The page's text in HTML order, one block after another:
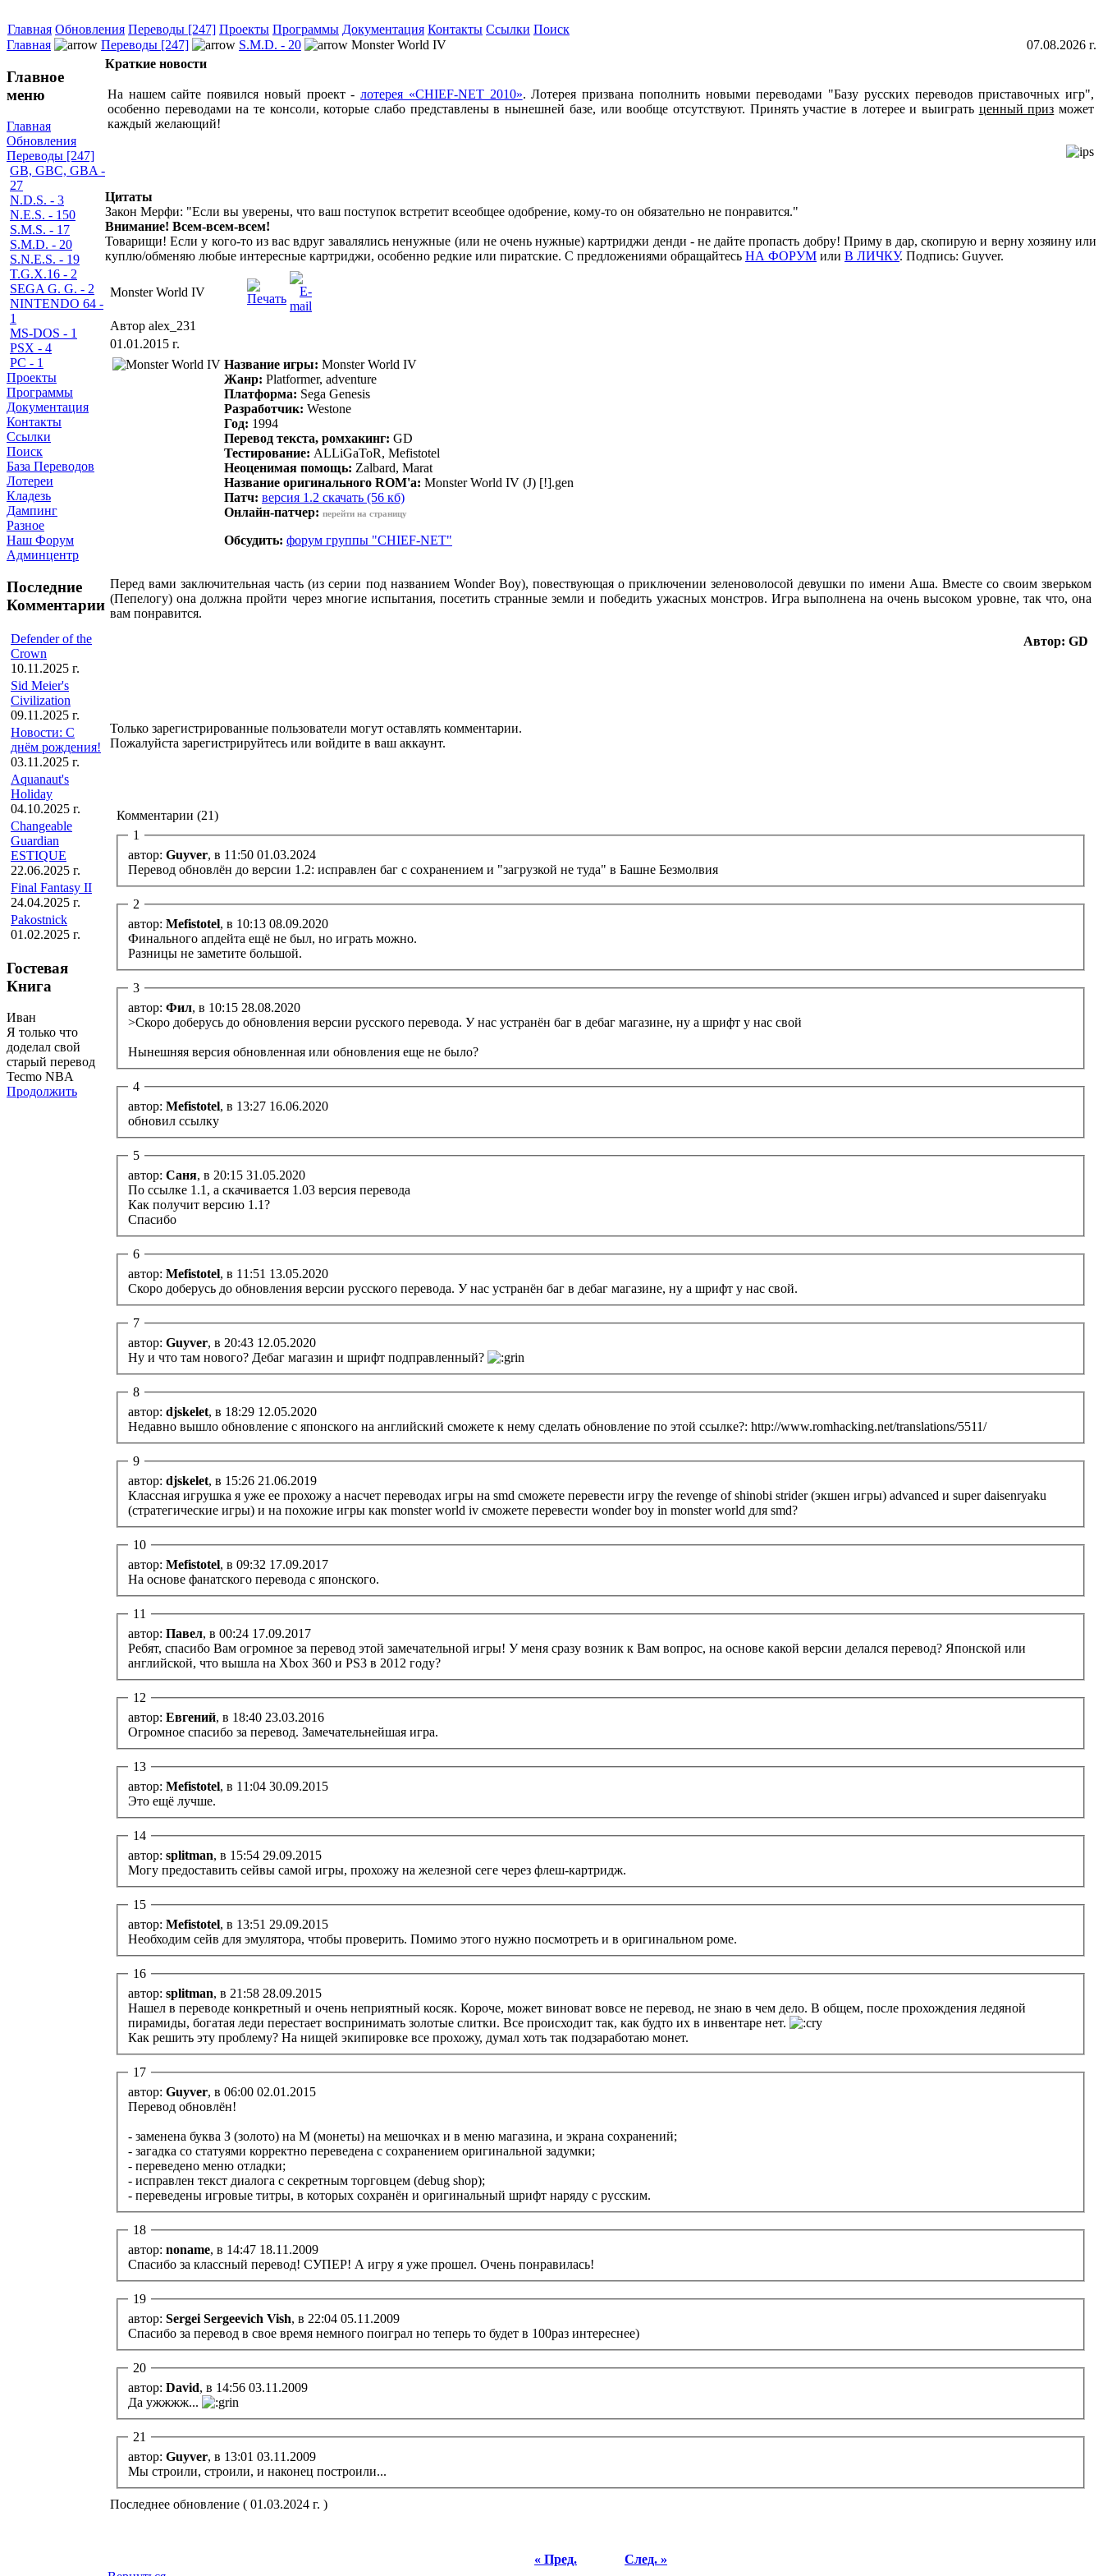
Главная Обновления Переводы [247] Проекты Программы Документация Контакты Ссылки Поиск
Главная
Переводы [247] S.M.D. - 20 Monster World IV 07.08.2026 г.
Главное
меню
Главная
Обновления
Переводы [247]
GB, GBC, GBA -
27
N.D.S. - 3
N.E.S. - 150
S.M.S. - 17
S.M.D. - 20
S.N.E.S. - 19
T.G.X.16 - 2
SEGA G. G. - 2
NINTENDO 64 -
1
MS-DOS - 1
PSX - 4
PC - 1
Проекты
Программы
Документация
Контакты
Ссылки
Поиск
База Переводов
Лотереи
Кладезь
Дампинг
Разное
Наш Форум
Админцентр
Последние
Комментарии
Defender of the
Crown
10.11.2025 г.
Sid Meier's
Civilization
09.11.2025 г.
Новости: С
днём рождения!
03.11.2025 г.
Aquanaut's
Holiday
04.10.2025 г.
Changeable
Guardian
ESTIQUE
22.06.2025 г.
Final Fantasy II
24.04.2025 г.
Pakostnick
01.02.2025 г.
Гостевая
Книга
Иван
Я только что
доделал свой
старый перевод
Tecmo NBA
Продолжить
Краткие новости
На нашем сайте появился новый проект -лотерея «CHIEF-NET 2010». Лотерея призвана пополнить новыми переводами "Базу русских переводов приставочных игр",
особенно переводами на те консоли, которые слабо представлены в нынешней базе, или вообще отсутствуют. Принять участие в лотерее и выиграть ценный приз может
каждый желающий!
Цитаты
Закон Мерфи: "Если вы уверены, что ваш поступок встретит всеобщее одобрение, кому-то он обязательно не понравится."
Внимание! Всем-всем-всем!
Товарищи! Если у кого-то из вас вдруг завалялись ненужные (или не очень нужные) картриджи денди - не дайте пропасть добру! Приму в дар, скопирую и верну хозяину или
куплю/обменяю любые интересные картриджи, особенно редкие или пиратские. С предложениями обращайтесь НА ФОРУМ или В ЛИЧКУ. Подпись: Guyver.
Monster World IV
Автор alex_231
01.01.2015 г.
Название игры: Monster World IV
Жанр: Platformer, adventure
Платформа: Sega Genesis
Разработчик: Westone
Год: 1994
Перевод текста, ромхакинг: GD
Тестирование: ALLiGaToR, Mefistotel
Неоценимая помощь: Zalbard, Marat
Название оригинального ROM'а: Monster World IV (J) [!].gen
Патч: версия 1.2 скачать (56 кб)
Онлайн-патчер: перейти на страницу
Обсудить: форум группы "CHIEF-NET"
Перед вами заключительная часть (из серии под названием Wonder Boy), повествующая о приключении зеленоволосой девушки по имени Аша. Вместе со своим зверьком
(Пепелогу) она должна пройти через многие испытания, посетить странные земли и победить ужасных монстров. Игра выполнена на очень высоком уровне, так что, она
вам понравится.
Автор: GD
Только зарегистрированные пользователи могут оставлять комментарии.
Пожалуйста зарегистрируйтесь или войдите в ваш аккаунт.
Комментарии (21)
1
автор: Guyver, в 11:50 01.03.2024
Перевод обновлён до версии 1.2: исправлен баг с сохранением и "загрузкой не туда" в Башне Безмолвия
2
автор: Mefistotel, в 10:13 08.09.2020
Финального апдейта ещё не был, но играть можно.
Разницы не заметите большой.
3
автор: Фил, в 10:15 28.08.2020
>Скоро доберусь до обновления версии русского перевода. У нас устранён баг в дебаг магазине, ну а шрифт у нас свой
Нынешняя версия обновленная или обновления еще не было?
4
автор: Mefistotel, в 13:27 16.06.2020
обновил ссылку
5
автор: Саня, в 20:15 31.05.2020
По ссылке 1.1, а скачивается 1.03 версия перевода
Как получит версию 1.1?
Спасибо
6
автор: Mefistotel, в 11:51 13.05.2020
Скоро доберусь до обновления версии русского перевода. У нас устранён баг в дебаг магазине, ну а шрифт у нас свой.
7
автор: Guyver, в 20:43 12.05.2020
Ну и что там нового? Дебаг магазин и шрифт подправленный?
8
автор: djskelet, в 18:29 12.05.2020
Недавно вышло обновление с японского на английский сможете к нему сделать обновление по этой ссылке?: http://www.romhacking.net/translations/5511/
9
автор: djskelet, в 15:26 21.06.2019
Классная игрушка я уже ее прохожу а насчет переводах игры на smd сможете перевести игру the revenge of shinobi strider (экшен игры) advanced и super daisenryaku
(стратегические игры) и на похожие игры как monster world iv сможете перевести wonder boy in monster world для smd?
10
автор: Mefistotel, в 09:32 17.09.2017
На основе фанатского перевода с японского.
11
автор: Павел, в 00:24 17.09.2017
Ребят, спасибо Вам огромное за перевод этой замечательной игры! У меня сразу возник к Вам вопрос, на основе какой версии делался перевод? Японской или
английской, что вышла на Xbox 360 и PS3 в 2012 году?
12
автор: Евгений, в 18:40 23.03.2016
Огромное спасибо за перевод. Замечательнейшая игра.
13
автор: Mefistotel, в 11:04 30.09.2015
Это ещё лучше.
14
автор: splitman, в 15:54 29.09.2015
Могу предоставить сейвы самой игры, прохожу на железной сеге через флеш-картридж.
15
автор: Mefistotel, в 13:51 29.09.2015
Необходим сейв для эмулятора, чтобы проверить. Помимо этого нужно посмотреть и в оригинальном роме.
16
автор: splitman, в 21:58 28.09.2015
Нашел в переводе конкретный и очень неприятный косяк. Короче, может виноват вовсе не перевод, не знаю в чем дело. В общем, после прохождения ледяной
пирамиды, богатая леди перестает воспринимать золотые слитки. Все происходит так, как будто их в инвентаре нет.
Как решить эту проблему? На нищей экипировке все прохожу, думал хоть так подзаработаю монет.
17
автор: Guyver, в 06:00 02.01.2015
Перевод обновлён!
- заменена буква З (золото) на М (монеты) на мешочках и в меню магазина, и экрана сохранений;
- загадка со статуями корректно переведена с сохранением оригинальной задумки;
- переведено меню отладки;
- исправлен текст диалога с секретным торговцем (debug shop);
- переведены игровые титры, в которых сохранён и оригинальный шрифт наряду с русским.
18
автор: noname, в 14:47 18.11.2009
Спасибо за классный перевод! СУПЕР! А игру я уже прошел. Очень понравилась!
19
автор: Sergei Sergeevich Vish, в 22:04 05.11.2009
Спасибо за перевод в свое время немного поиграл но теперь то будет в 100раз интереснее)
20
автор: David, в 14:56 03.11.2009
Да ужжжж...
21
автор: Guyver, в 13:01 03.11.2009
Мы строили, строили, и наконец построили...
Последнее обновление ( 01.03.2024 г. )
« Пред.
След. »